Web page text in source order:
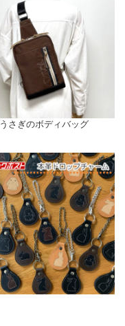
うさぎのボディバッグ